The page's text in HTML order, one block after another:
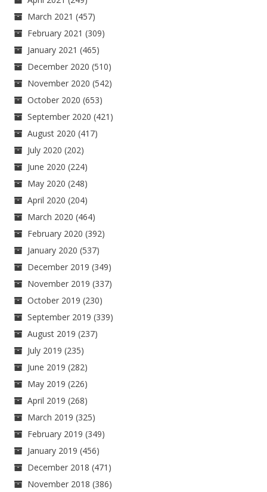
March 2021 (457)
February 2021 (309)
January 2021 (465)
December 2020 (510)
November 2020 (542)
October 2020 (653)
September 2020 (421)
August 2020 (417)
July 2020 (202)
June 2020 (224)
May 2020 (248)
April 2020 (204)
March 2020 (464)
February 2020 (392)
January 2020 (537)
December 2019 (349)
November 2019 (337)
October 2019 (230)
September 2019 (339)
August 2019 (237)
July 2019 (235)
June 2019 (282)
May 2019 (226)
April 2019 (268)
March 2019 (325)
February 2019 (349)
January 2019 (456)
December 2018 (471)
November 2018 (386)